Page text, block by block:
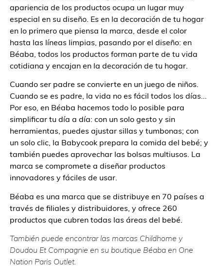
apariencia de los productos ocupa un lugar muy
especial en su diseño. Es en la decoración de tu hogar
en lo primero que piensa la marca, desde el color
hasta las líneas limpias, pasando por el diseño: en
Béaba, todos los productos forman parte de tu vida
cotidiana y encajan en la decoración de tu hogar.
Cuando ser padre se convierte en un juego de niños.
Cuando se es padre, la vida no es fácil todos los días...
Por eso, en Béaba hacemos todo lo posible para
simplificar tu día a día: con un solo gesto y sin
herramientas, puedes ajustar sillas y tumbonas; con
un solo clic, la Babycook prepara la comida del bebé; y
también puedes aprovechar las bolsas multiusos. La
marca se compromete a diseñar productos
innovadores y fáciles de usar.
Béaba es una marca que se distribuye en 70 países a
través de filiales y distribuidores, y ofrece 260
productos que cubren todas las áreas del bebé.
También puede encontrar las marcas Childhome y
Doudou Et Compagnie en su boutique Béaba en One
Nation Paris Outlet.